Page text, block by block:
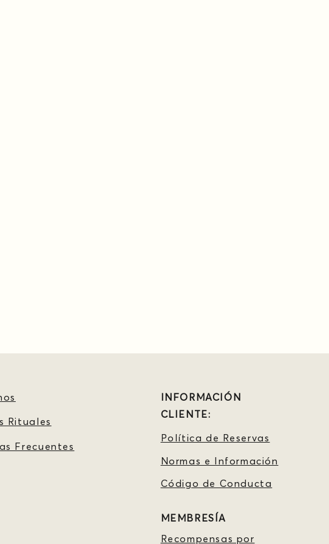
Rituales
Frecuentes
INFORMACIÓN
CLIENTE:
Política de Reservas
Normas e Información
Código de Conducta
MEMBRESÍA
Recompensas por